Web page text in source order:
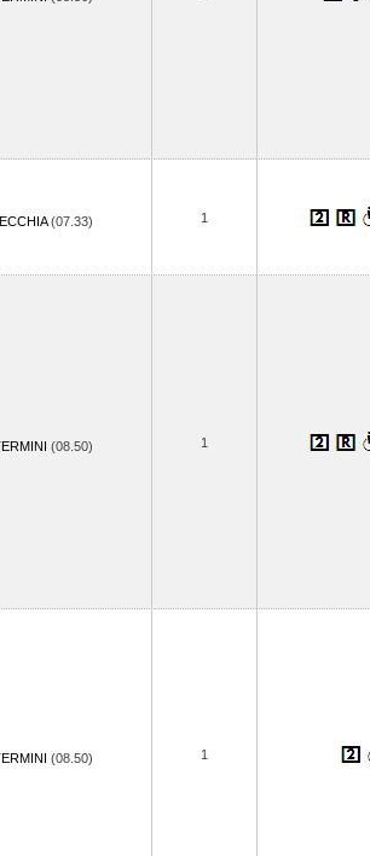
(07.33) 1
(08.50) 1
(08.50) 1